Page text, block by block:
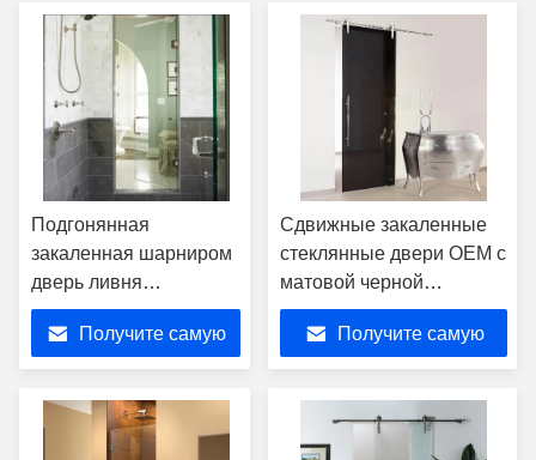
стеклянная дверь
Подгонянная
закаленная шарниром
дверь ливня
стеклянного качания
двери Frameless
одиночного стеклянная
Получите самую
Сдвижные закаленные
стеклянные двери OEM с
матовой черной
стальной рамой
Получите самую